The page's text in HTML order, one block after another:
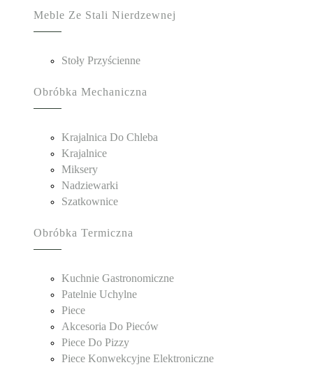
Meble Ze Stali Nierdzewnej
Stoły Przyścienne
Obróbka Mechaniczna
Krajalnica Do Chleba
Krajalnice
Miksery
Nadziewarki
Szatkownice
Obróbka Termiczna
Kuchnie Gastronomiczne
Patelnie Uchylne
Piece
Akcesoria Do Pieców
Piece Do Pizzy
Piece Konwekcyjne Elektroniczne